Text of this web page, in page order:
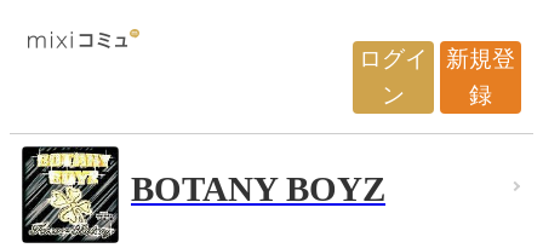
ログイ
ン
新規登
録
BOTANY BOYZ